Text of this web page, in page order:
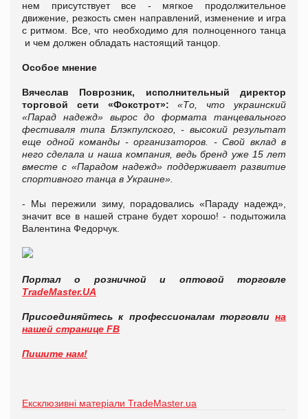
нем присутствует все - мягкое продолжительное
движение, резкость смен направлений, изменение и игра
с ритмом. Все, что необходимо для полноценного танца
и чем должен обладать настоящий танцор.
Особое мнение
Вячеслав Поврозник, исполнительный директор
торговой сети «Фокстрот»:
«То, что украинский
«Парад надежд» вырос до формата танцевального
фестиваля типа Блэкпулского, - высокий результат
еще одной команды - организаторов. - Свой вклад в
него сделала и наша компания, ведь бренд уже 15 лет
вместе с «Парадом надежд» поддерживает развитие
спортивного танца в Украине».
- Мы пережили зиму, порадовались «Параду надежд»,
значит все в нашей стране будет хорошо! - подытожила
Валентина Федорчук.
Портал о розничной и оптовой торговле
TradeMaster.UA
Присоединяйтесь к профессионалам торговли на
нашей странице FB
Пишите нам!
Ексклюзивні матеріали TradeMaster.ua